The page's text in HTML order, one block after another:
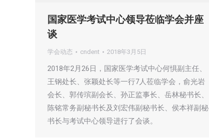
国家医学考试中心领导莅临学会并座
谈
学会动态 cndent 2018年3月5日
2018年2月26日，国家医学考试中心何惧副主任、
王钢处长、张颖处长等一行7人莅临学会，俞光岩
会长、郭传瑸副会长、孙正监事长、岳林秘书长、
陈铭常务副秘书长及刘宏伟副秘书长、侯本祥副秘
书长与考试中心领导进行了会谈。